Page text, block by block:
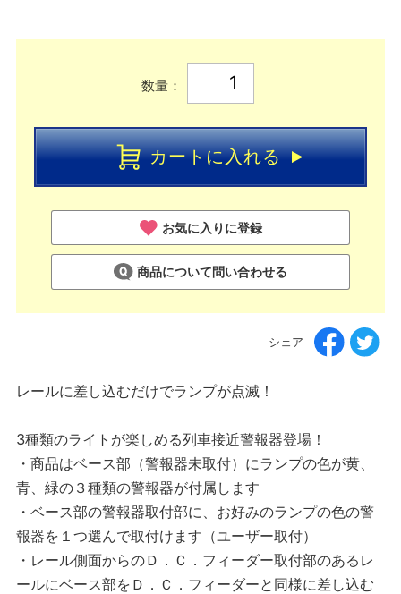
数量：
カートに入れる
お気に入りに登録
商品について問い合わせる
シェア
レールに差し込むだけでランプが点滅！
3種類のライトが楽しめる列車接近警報器登場！
・商品はベース部（警報器未取付）にランプの色が黄、
青、緑の３種類の警報器が付属します
・ベース部の警報器取付部に、お好みのランプの色の警
報器を１つ選んで取付けます（ユーザー取付）
・レール側面からのＤ．Ｃ．フィーダー取付部のあるレ
ールにベース部をＤ．Ｃ．フィーダーと同様に差し込む